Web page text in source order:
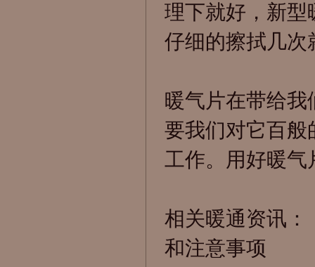
理下就好，新型
仔细的擦拭几次
暖气片在带给
要我们对它百般
工作。用好暖气
相关暖通资讯：
和注意事项